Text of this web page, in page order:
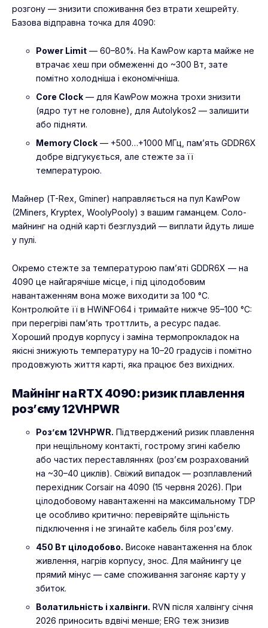
розгону — знизити споживання без втрати хешрейту.
Базова відправна точка для 4090:
Power Limit — 60–80%. На KawPow карта майже не
втрачає хеш при обмеженні до ~300 Вт, зате
помітно холодніша і економічніша.
Core Clock — для KawPow можна трохи знизити
(ядро тут не головне), для Autolykos2 — залишити
або підняти.
Memory Clock — +500…+1000 МГц, пам’ять GDDR6X
добре відгукується, але стежте за її
температурою.
Майнер (T-Rex, Gminer) направляється на пул KawPow
(2Miners, Kryptex, WoolyPooly) з вашим гаманцем. Соло-
майнинг на одній карті безглуздий — виплати йдуть лише
у пулі.
Окремо стежте за температурою пам’яті GDDR6X — на
4090 це найгарячіше місце, і під цілодобовим
навантаженням вона може виходити за 100 °C.
Контролюйте її в HWiNFO64 і тримайте нижче 95–100 °C:
при перегріві пам’ять троттлить, а ресурс падає.
Хороший продув корпусу і заміна термопрокладок на
якісні знижують температуру на 10–20 градусів і помітно
продовжують життя карті, яка працює без вихідних.
Майнінг на RTX 4090: ризик плавлення
роз’єму 12VHPWR
Роз’єм 12VHPWR. Підтверджений ризик плавлення
при нещільному контакті, гострому згині кабелю
або частих переставляннях (роз’єм розрахований
на ~30–40 циклів). Свіжий випадок — розплавлений
перехідник Corsair на 4090 (15 червня 2026). При
цілодобовому навантаженні на максимальному TDP
це особливо критично: перевіряйте щільність
підключення і не згинайте кабель біля роз’єму.
450 Вт цілодобово. Високе навантаження на блок
живлення, нагрів корпусу, знос. Для майнингу це
прямий мінус — саме споживання загоняє карту у
збиток.
Волатильність і халвінги. RVN після халвінгу січня
2026 приносить вдвічі менше; ERG теж знизив